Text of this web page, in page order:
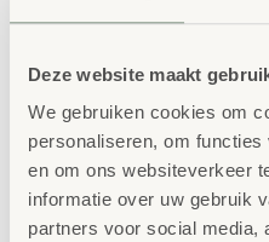
Deze website maakt
We gebruiken cookies om
personaliseren, om
en om ons websiteverkeer
informatie over uw gebruik
partners voor social media,
ORBIT |
tafel